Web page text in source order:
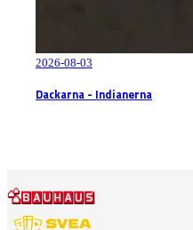
2026-08-03
Dackarna - Indianerna